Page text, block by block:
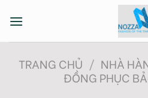
TRANG CHỦ / NHÀ
ĐỒNG PHỤC